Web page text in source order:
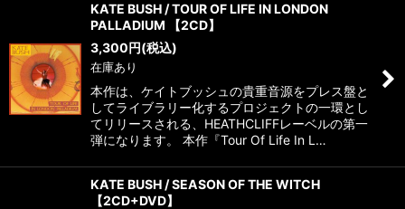
KATE BUSH / TOUR OF LIFE IN LONDON
PALLADIUM 【2CD】
3,300円(税込)
在庫あり
本作は、ケイトブッシュの貴重音源をプレス盤と
してライブラリー化するプロジェクトの一環とし
てリリースされる、HEATHCLIFFレーベルの第一
弾になります。 本作『Tour Of Life In L…
KATE BUSH / SEASON OF THE WITCH
【2CD+DVD】